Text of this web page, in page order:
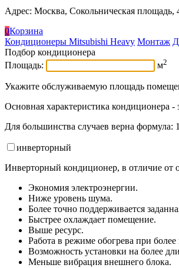
Адрес: Москва, Сокольническая площадь,
0Корзина
Кондиционеры Mitsubishi Heavy Монтаж
Подбор кондиционера
Площадь:
м2
Укажите обслуживаемую площадь
Основная характеристика кондиционера
Для большинства случаев верна
инверторный
Инверторный кондиционер, в отличие от
Экономия электроэнергии.
Ниже уровень шума.
Более точно поддерживается
Быстрее охлаждает помещение.
Выше ресурс.
Работа в режиме обогрева при более
Возможность установки на более
Меньше вибрация внешнего блока.